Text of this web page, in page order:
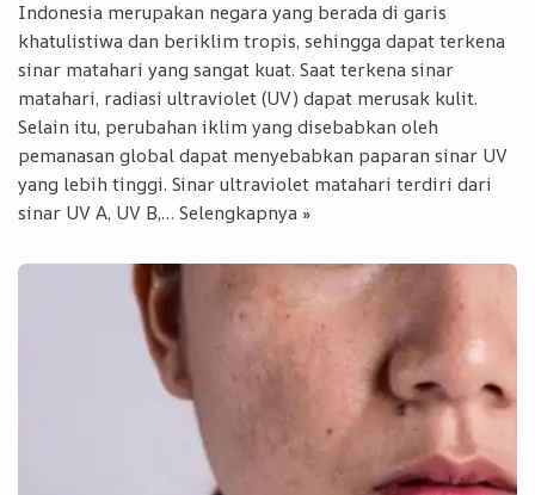
Indonesia merupakan negara yang berada di garis
khatulistiwa dan beriklim tropis, sehingga dapat terkena
sinar matahari yang sangat kuat. Saat terkena sinar
matahari, radiasi ultraviolet (UV) dapat merusak kulit.
Selain itu, perubahan iklim yang disebabkan oleh
pemanasan global dapat menyebabkan paparan sinar UV
yang lebih tinggi. Sinar ultraviolet matahari terdiri dari
sinar UV A, UV B,… Selengkapnya »